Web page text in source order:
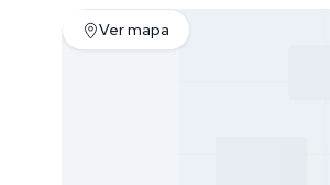
Ver mapa